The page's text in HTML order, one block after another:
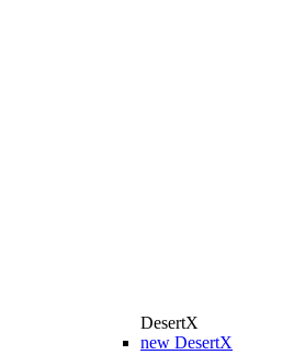
DesertX
new DesertX